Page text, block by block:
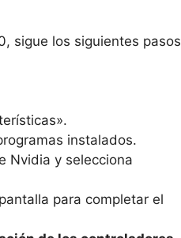
sigue los siguientes pasos
instalados.
Nvidia y selecciona
para completar el